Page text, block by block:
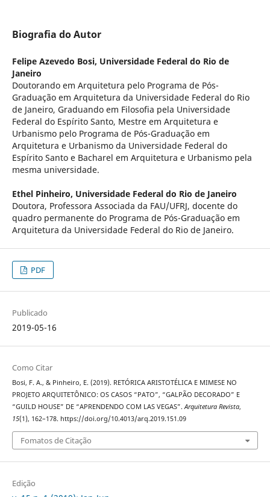
Biografia do Autor
Felipe Azevedo Bosi, Universidade Federal do Rio de
Janeiro
Doutorando em Arquitetura pelo Programa de Pós-
Graduação em Arquitetura da Universidade Federal do Rio
de Janeiro, Graduando em Filosofia pela Universidade
Federal do Espírito Santo, Mestre em Arquitetura e
Urbanismo pelo Programa de Pós-Graduação em
Arquitetura e Urbanismo da Universidade Federal do
Espírito Santo e Bacharel em Arquitetura e Urbanismo pela
mesma universidade.
Ethel Pinheiro, Universidade Federal do Rio de Janeiro
Doutora, Professora Associada da FAU/UFRJ, docente do
quadro permanente do Programa de Pós-Graduação em
Arquitetura da Universidade Federal do Rio de Janeiro.
PDF
Publicado
2019-05-16
Como Citar
Bosi, F. A., & Pinheiro, E. (2019). RETÓRICA ARISTOTÉLICA E MIMESE NO
PROJETO ARQUITETÔNICO: OS CASOS “PATO”, “GALPÃO DECORADO” E
“GUILD HOUSE” DE “APRENDENDO COM LAS VEGAS”.Arquitetura Revista,
15(1), 162–178. https://doi.org/10.4013/arq.2019.151.09
Fomatos de Citação
Edição